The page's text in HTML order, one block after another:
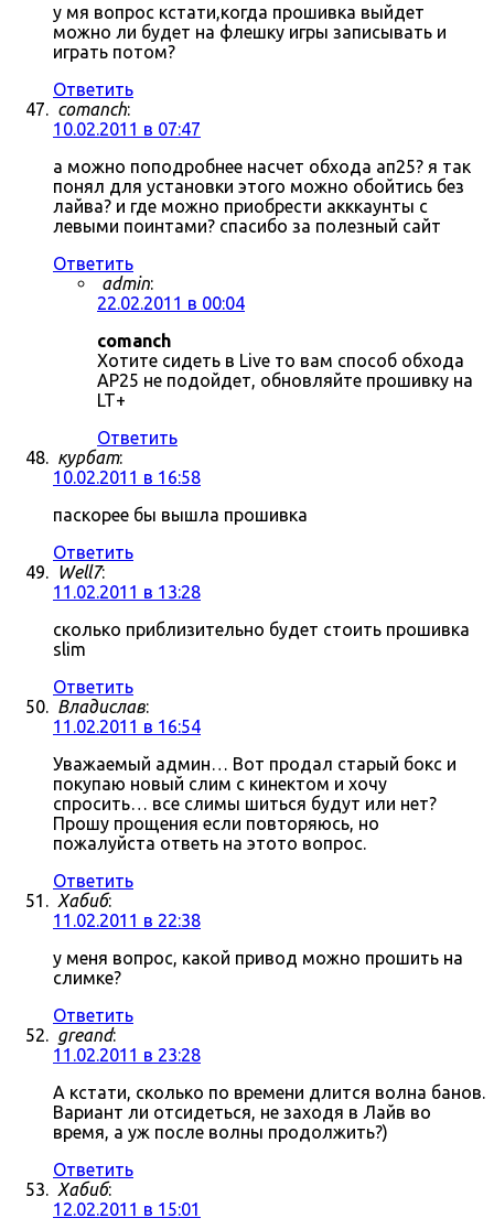
у мя вопрос кстати,когда прошивка выйдет
можно ли будет на флешку игры записывать и
играть потом?
Ответить
comanch:
10.02.2011 в 07:47
а можно поподробнее насчет обхода ап25? я так
понял для установки этого можно обойтись без
лайва? и где можно приобрести акккаунты с
левыми поинтами? спасибо за полезный сайт
Ответить
admin:
22.02.2011 в 00:04
comanch
Хотите сидеть в Live то вам способ обхода
AP25 не подойдет, обновляйте прошивку на
LT+
Ответить
курбат:
10.02.2011 в 16:58
паскорее бы вышла прошивка
Ответить
Well7:
11.02.2011 в 13:28
сколько приблизительно будет стоить прошивка
slim
Ответить
Владислав:
11.02.2011 в 16:54
Уважаемый админ… Вот продал старый бокс и
покупаю новый слим с кинектом и хочу
спросить… все слимы шиться будут или нет?
Прошу прощения если повторяюсь, но
пожалуйста ответь на этото вопрос.
Ответить
Хабиб:
11.02.2011 в 22:38
у меня вопрос, какой привод можно прошить на
слимке?
Ответить
greand:
11.02.2011 в 23:28
А кстати, сколько по времени длится волна банов.
Вариант ли отсидеться, не заходя в Лайв во
время, а уж после волны продолжить?)
Ответить
Хабиб:
12.02.2011 в 15:01